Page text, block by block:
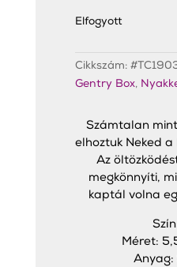
Elfogyott
Cikkszám:
Gentry Box,
Számtalan
elhoztuk Neked
Az
megkönnyíti,
kaptál volna
Méret:
Anyag: